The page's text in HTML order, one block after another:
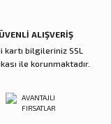
ALIŞVERİŞ
kartı bilgileriniz SSL
ile korunmaktadır.